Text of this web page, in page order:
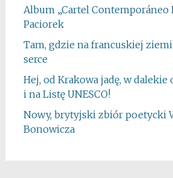
Album „Cartel Contemporáneo
Paciorek
Tam, gdzie na francuskiej
serce
Hej, od Krakowa jadę, w dalekie
i na Listę UNESCO!
Nowy, brytyjski zbiór poetycki
Bonowicza